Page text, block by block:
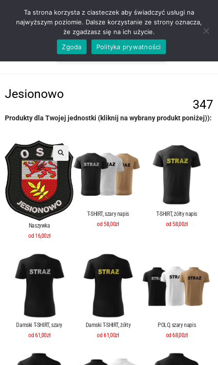
ZADZWOŃ TEL. 600 352 938
Jesionowo
347
Produkty dla Twojej jednostki (kliknij na wybrany produkt poniżej)):
Naszywka
od 16,00zł
T-SHIRT, szary napis
od 58,00zł
T-SHIRT, żółty napis
od 58,00zł
Damski T-SHIRT, szary
od 61,00zł
Damski T-SHIRT, żółty
od 61,00zł
POLO, szary napis
od 68,00zł
Ta strona korzysta z ciasteczek aby świadczyć usługi na
najwyższym poziomie. Dalsze korzystanie ze strony oznacza,
że zgadzasz się na ich użycie.
Zgoda
Polityka prywatności